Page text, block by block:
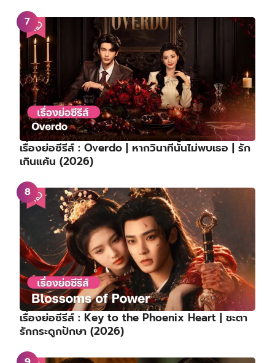
เรื่องย่อซีรีส์ : Overdo | หากวินาทีนั้นไม่พบเธอ | รัก
เกินแค้น (2026)
เรื่องย่อซีรีส์ : Key to the Phoenix Heart | ชะตา
รักกระดูกปักษา (2026)